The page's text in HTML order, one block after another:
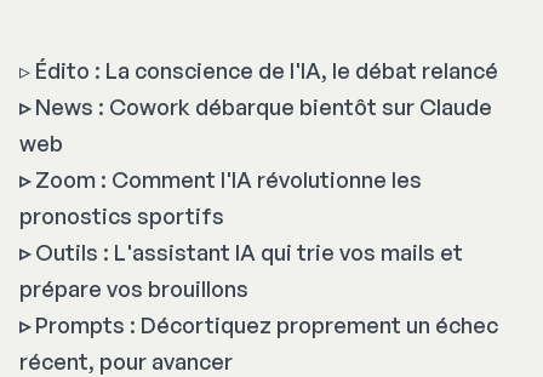
▹ Édito : La conscience de l'IA, le débat relancé
▹News : Cowork débarque bientôt sur Claude
web
▹Zoom : Comment l'IA révolutionne les
pronostics sportifs
▹Outils : L'assistant IA qui trie vos mails et
prépare vos brouillons
▹Prompts : Décortiquez proprement un échec
récent, pour avancer